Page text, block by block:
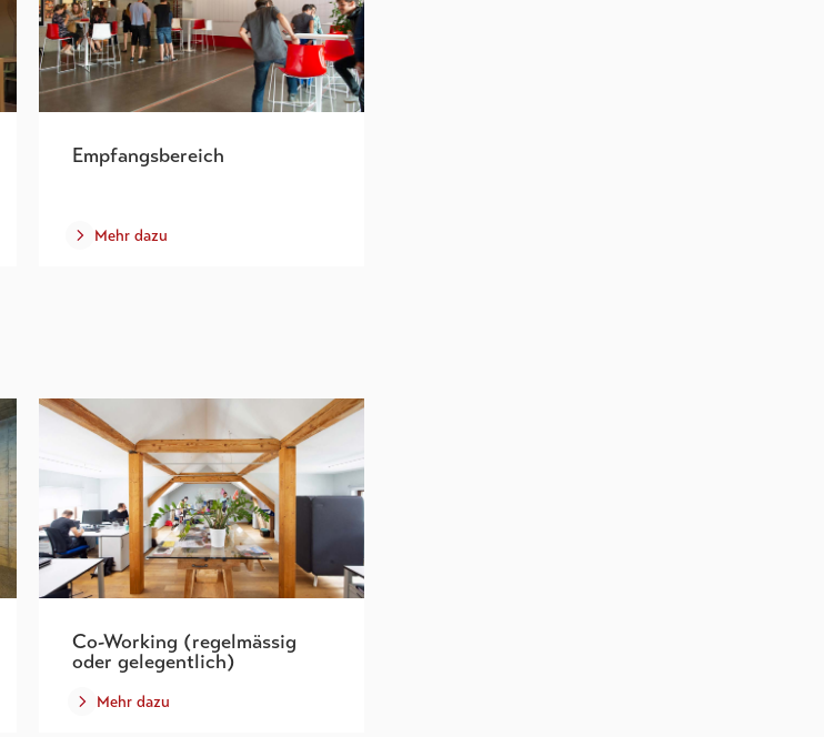
Empfangsbereich
Mehr dazu
Co-Working (regelmässig
oder gelegentlich)
Mehr dazu